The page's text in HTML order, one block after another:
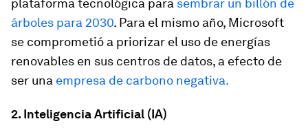
plataforma tecnológica para sembrar un billón de
árboles para 2030. Para el mismo año, Microsoft
se comprometió a priorizar el uso de energías
renovables en sus centros de datos, a efecto de
ser una empresa de carbono negativa.
2. Inteligencia Artificial (IA)